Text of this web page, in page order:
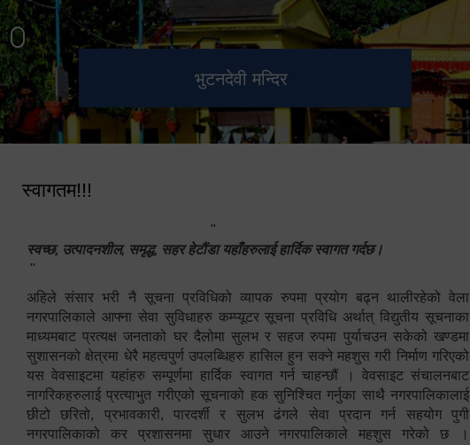
भुटनदेवी मन्दिर
स्मारक
हेटौंडा उपमहानगरपालिका नगर
कार्यपालिकाको कार्यालय
मनकामना डाँडाबाट देखिएको दृश्य
स्वागतम!!!
"
स्वच्छ, उत्पादनशील, समृद्ध, सहर हेटौंडा यहाँहरुलाई हार्दिक स्वागत गर्दछ।
"
अहिले संसार भरी नै सूचना प्रविधिको व्यापक रुपमा प्रयोग बढ्न थालीरहेको वेला
नगरपालिकाले आफ्ना सेवा सुविधाहरु कम्प्यूटर सूचना प्रविधि अर्थात् विद्युतीय सूचनाका
माध्यमबाट प्रत्यक्ष जनताको घर दैलोमा सुलभ र सहज रुपमा पुर्याचउन सकेको खण्डमा
सुशासनको क्षेत्रमा धेरै महत्वपुर्ण उपलब्धिहरु हासिल हुन सक्ने महशुस गरी निर्माण गरिएको
यस वेवसाइटमा यहांहरु सम्पूर्णमा हार्दिक स्वागत गर्न चाहन्छौं । वेवसाइट संचालनबाट
नागरिकहरुलाई प्रत्याभुत गरीएको सूचनाको हक सुनिश्चित गर्नुका साथै नगरपालिकालाई
छीटो छरितो, प्रभावकारी, पारदर्शी र सुलभ ढंगले सेवा प्रदान गर्न सहयोग पुगी
नगरपालिकाको कर प्रशासनमा सुधार आउने नगरपालिकाले महशुस गरेको छ ।